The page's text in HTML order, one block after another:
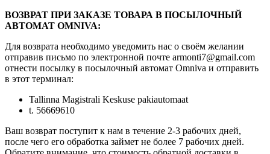
ВОЗВРАТ ПРИ ЗАКАЗЕ ТОВАРА В ПОСЫЛОЧНЫЙ
АВТОМАТ OMNIVA:
Для возврата необходимо уведомить нас о своём желании
отправив письмо по электронной почте armonti7@gmail.com
отнести посылку в посылочный автомат Omniva и отправить
в этот терминал:
Tallinna Magistrali Keskuse pakiautomaat
t. 56669610
Ваш возврат поступит к нам в течение 2-3 рабочих дней,
после чего его обработка займет не более 7 рабочих дней.